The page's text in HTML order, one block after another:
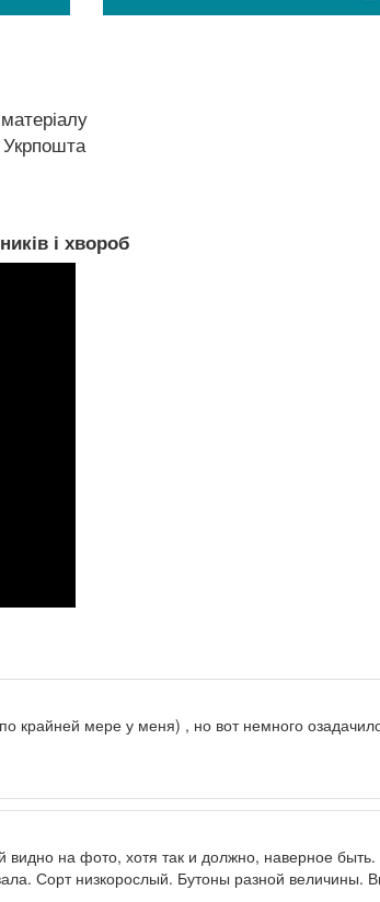
і хвороб
крайней мере у меня) , но вот немного
видно на фото, хотя так и должно, наверное
Сорт низкорослый. Бутоны разной величины.